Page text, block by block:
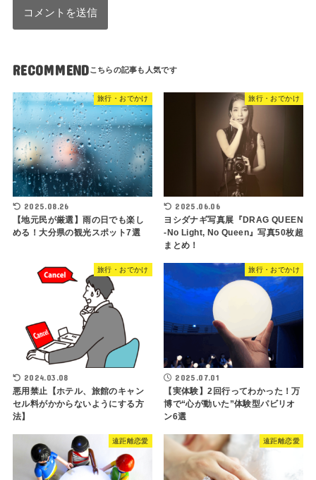
RECOMMEND
旅行・おでかけ
2025.08.26
【地元民が厳選】雨の日でも楽し
める！大分県の観光スポット7選
旅行・おでかけ
2025.06.06
ヨシダナギ写真展『DRAG QUEEN
-No Light, No Queen』写真50枚超
まとめ！
旅行・おでかけ
2024.03.08
悪用禁止【ホテル、旅館のキャン
セル料がかからないようにする方
法】
旅行・おでかけ
2025.07.01
【実体験】2回行ってわかった！万
博で“心が動いた”体験型パビリオ
ン6選
遠距離恋愛 遠距離恋愛